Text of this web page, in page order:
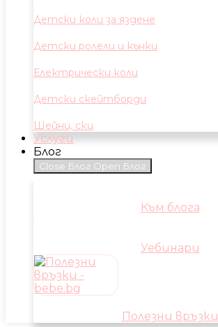
Детски коли за яздене
Детски ролели и кънки
Електрически коли
Детски скейтборди
Шейни, ски
Услуги
Блог
Close Блог Open Блог
Към блога
Уебинари
Полезни връзки